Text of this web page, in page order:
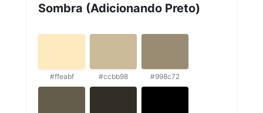
Sombra (Adicionando Preto)
#ffeabf #ccbb98 #998c72